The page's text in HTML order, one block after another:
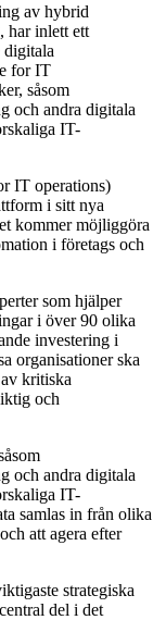
av hybrid
har inlett ett
digitala
for IT
såsom
och andra digitala
IT-
IT operations)
i sitt nya
kommer möjliggöra
i företags och
som hjälper
i över 90 olika
investering i
organisationer ska
kritiska
och
och andra digitala
IT-
samlas in från olika
att agera efter
strategiska
del i det